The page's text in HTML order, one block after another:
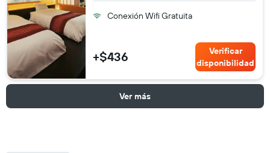
Conexión Wifi Gratuita
+$436
Verificar
disponibilidad
Ver más